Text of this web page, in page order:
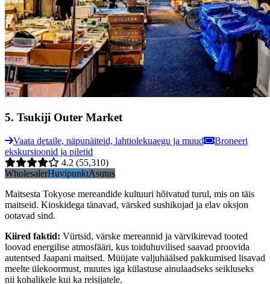
5. Tsukiji Outer Market
Vaata detaile, näpunäiteid, lahtiolekuaegu ja muud
Broneeri
ekskursioonid ja piletid
4.2 (55,310)
WholesalerHuvipunktAsutus
Maitsesta Tokyose mereandide kultuuri hõivatud turul, mis on täis
maitseid. Kioskidega tänavad, värsked sushikojad ja elav oksjon
ootavad sind.
Kiired faktid: Vürtsid, värske mereannid ja värvikirevad tooted
loovad energilise atmosfääri, kus toiduhuvilised saavad proovida
autentsed Jaapani maitsed. Müüjate valjuhäälsed pakkumised lisavad
meelte ülekoormust, muutes iga külastuse ainulaadseks seikluseks
nii kohalikele kui ka reisijatele.